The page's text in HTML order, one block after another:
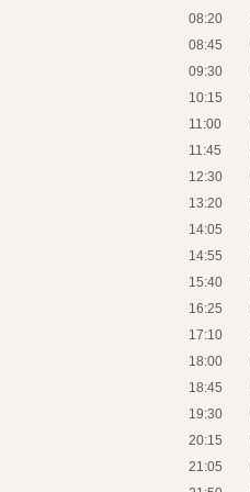
08:20
08:45
09:30
10:15
11:00
11:45
12:30
13:20
14:05
14:55
15:40
16:25
17:10
18:00
18:45
19:30
20:15
21:05